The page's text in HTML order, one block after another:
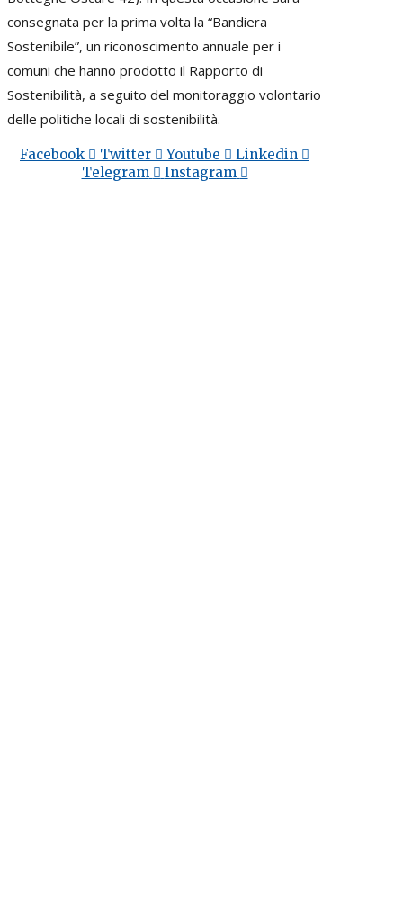
consegnata per la prima volta la “Bandiera
Sostenibile”, un riconoscimento annuale per i
comuni che hanno prodotto il Rapporto di
Sostenibilità, a seguito del monitoraggio volontario
delle politiche locali di sostenibilità.
Facebook Twitter Youtube
Linkedin
Telegram
Instagram